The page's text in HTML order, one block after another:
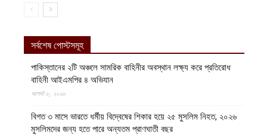
সর্বশেষ পোস্টসমূহ
পাকিস্তানের ২টি অঞ্চলে সামরিক বাহিনীর অবস্থান লক্ষ্য করে প্রতিরোধ
বাহিনী আইএমপির ৪ অভিযান
আগস্ট ৮, ২০২৬
বিগত ৩ মাসে ভারতে ধর্মীয় বিদ্বেষের শিকার হয়ে ২৫ মুসলিম নিহত, ২০২৬
মুসলিমদের জন্য হতে পারে অন্যতম প্রাণঘাতী বছর